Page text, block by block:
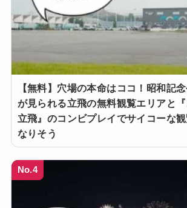
【無料】穴場の本命はココ！昭和記
が見られる立飛の無料観覧エリアと『
立飛』のコンビプレイでサイコーな
なりそう
No.4